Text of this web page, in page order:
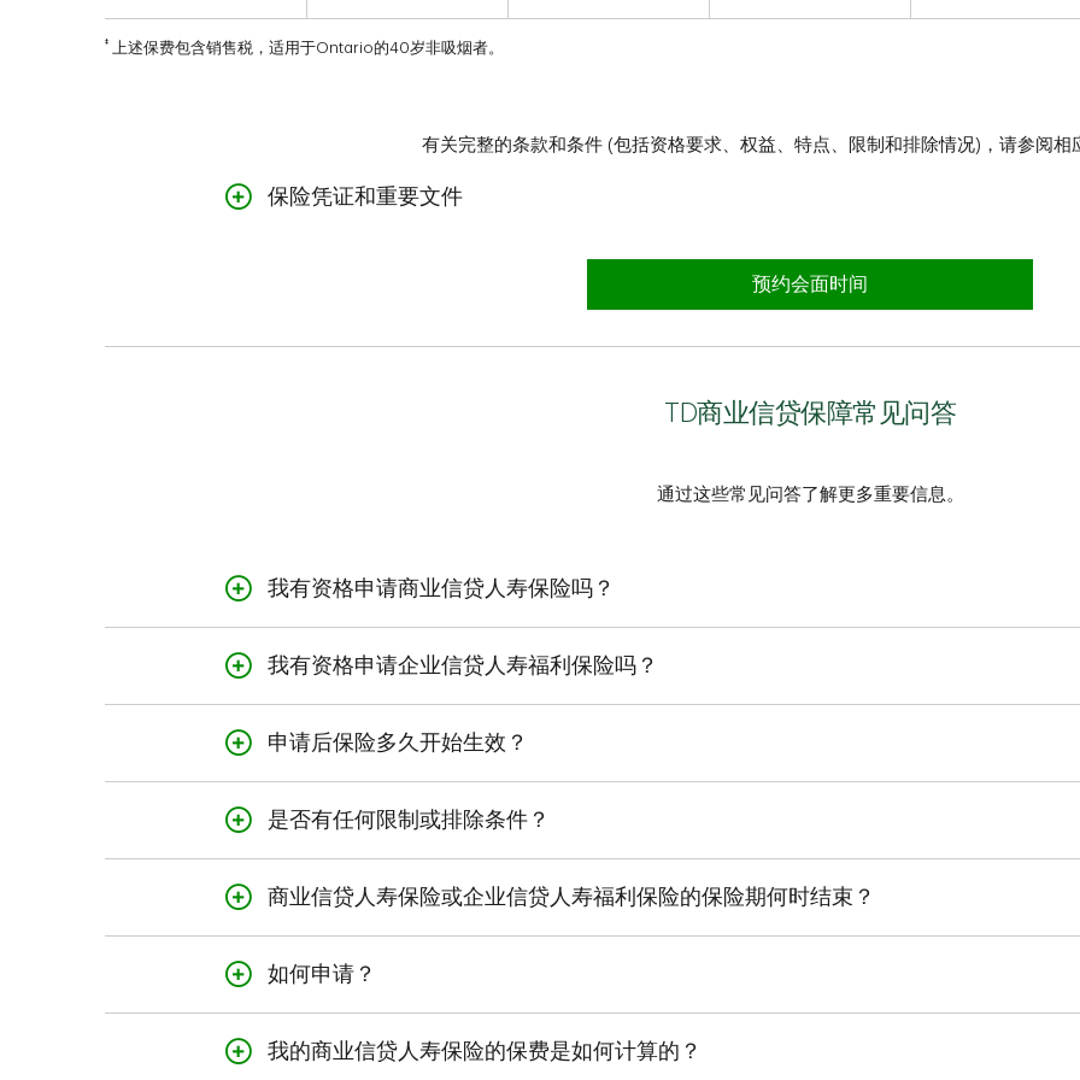
‡ 上述保费包含销售税，适用于Ontario的40岁非吸烟者。
有关完整的条款和条件 (包括资格要求、权益、特点、限制和排除情况)，请参阅相
保险凭证和重要文件
您的业务保障 - 商业信贷人寿保险产品指南和保险凭证（示例）
魁北克居民：
新不伦瑞克省居民：
预约会面时间
TD商业信贷保障常见问答
通过这些常见问答了解更多重要信息。
我有资格申请商业信贷人寿保险吗？
商业信贷人寿保险为自选的债权人团体保险，专为作为独资、合伙、非公有公司或经营企业或农场的
供。
年龄在18至69岁之间的加拿大居民，并且符合下列条件之一：
企业所有者的配偶 (不适用于魁北克省)；
个人担保人；或
如果魁北克居民申请此保险，则拟议的投保人必须满足以下资格条件：
我有资格申请企业信贷人寿福利保险吗？
企业信贷生活福利保险是一种可选的债务人团体保险，仅向道明银行企业信贷客户提供，这些客户须
或其他经营企业或农场的实体。
年龄在18至55岁之间的加拿大居民，并且符合下列条件之一：
某些或全部“授权企业信贷总额”
企业的董事或高级管理人员（魁北克省除外）；或
申请后保险多久开始生效？
企业信贷通过批准后，对于商业信贷人寿保险和/或企业信贷人寿福利保险，如果您符合资格要求并
日起开始生效：
申请的承保金额低于$500,000；并且
您对申请表中所有必填健康问题的回答均为“否”。
如果申请的总承保金额（包括任何现有承保）超过$500,000或对申请表中任何健康问题的回答为“是”
卷。
是否有任何限制或排除条件？
此保险设有某些限制和排除条件。以下是一些不支付商业信贷人寿保险赔付金的示例：
死亡或意外伤残因投保人实施刑事犯罪 (包括醉驾) 导致。
以下是一些不支付企业信贷人寿福利保险赔付金的示例：
在保障生效后的90天内，被保险人若被诊断患有癌症（危及生命）或已进行相关检查并确诊，将
商业信贷人寿保险或企业信贷人寿福利保险的保险期何时结束？
商业信贷人寿保险或企业信贷人寿福利保险的保险期可能在您全额还清企业信贷之前结束。保险期可
投保人不再与该企业相关联，或不再符合现有的资格要求。
投保人过世。
如何申请？
第一步是填写申请表，其中包括选择承保范围并回答与健康相关的问题。
根据申请的承保金额和您对健康问题的回答，还可能需要您完成健康面试。
我的商业信贷人寿保险的保费是如何计算的？